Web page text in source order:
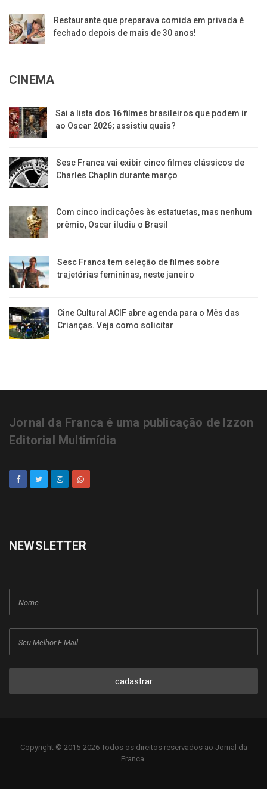
Restaurante que preparava comida em privada é
fechado depois de mais de 30 anos!
CINEMA
Sai a lista dos 16 filmes brasileiros que podem ir
ao Oscar 2026; assistiu quais?
Sesc Franca vai exibir cinco filmes clássicos de
Charles Chaplin durante março
Com cinco indicações às estatuetas, mas nenhum
prêmio, Oscar iludiu o Brasil
Sesc Franca tem seleção de filmes sobre
trajetórias femininas, neste janeiro
Cine Cultural ACIF abre agenda para o Mês das
Crianças. Veja como solicitar
Jornal da Franca é uma publicação de Izzon
Editorial Multimídia
NEWSLETTER
cadastrar
Copyright © 2015-2026 Todos os direitos reservados ao Jornal da
Franca.